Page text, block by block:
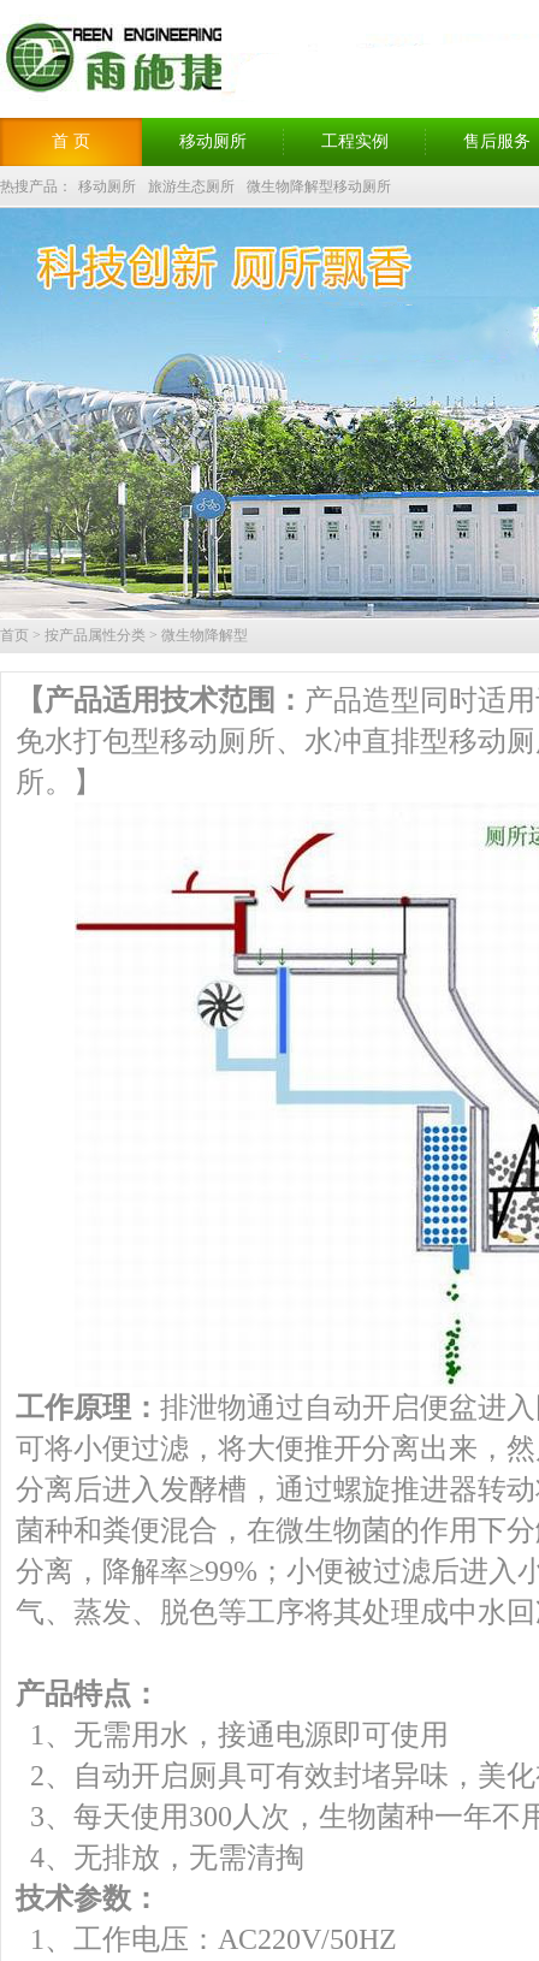
首 页 移动厕所 工程实例 售后服务
热搜产品： 移动厕所 旅游生态厕所 微生物降解型移动厕所
首页 > 按产品属性分类 > 微生物降解型
【产品适用技术范围： 产品造型同时适
免水打包型移动厕所、水冲直排型移动
所。】
工作原理： 排泄物通过自动开启便盆进
可将小便过滤，将大便推开分离出来，
分离后进入发酵槽，通过螺旋推进器转
菌种和粪便混合，在微生物菌的作用下
分离，降解率≥99%；小便被过滤后进入
气、蒸发、脱色等工序将其处理成中水
产品特点：
1、无需用水，接通电源即可使用
2、自动开启厕具可有效封堵异味，美
3、每天使用300人次，生物菌种一年不
4、无排放，无需清掏
技术参数：
1、工作电压：AC220V/50HZ